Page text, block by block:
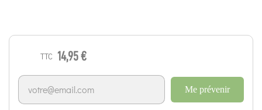
TTC 14,95 €
Me prévenir